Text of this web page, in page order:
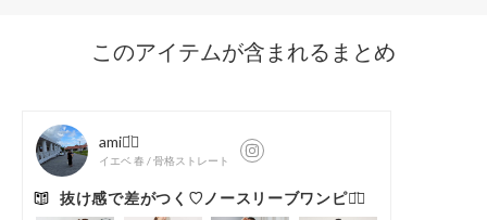
■素材シルクのような表面感のあるデシンをベースに、ICBオリ
く、さらりとした快適な着心地を実現しました。
■機能性1）接触冷感ひんやりとした爽やかタッチの素材だか
ら、暑いシーズンでも快適な着心地。2）速乾お洗濯後も乾き